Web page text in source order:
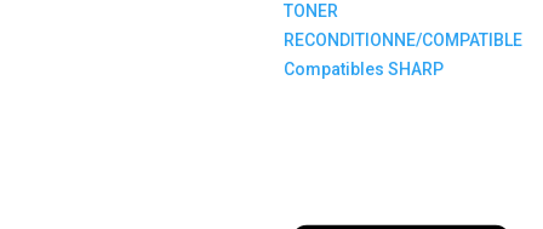
TONER
RECONDITIONNE/COMPATIBLE
Compatibles SHARP